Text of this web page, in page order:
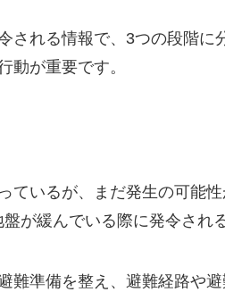
れる情報で、3つの段階に
動が重要です。
ているが、まだ発生の可能
が緩んでいる際に発令され
難準備を整え、避難経路や